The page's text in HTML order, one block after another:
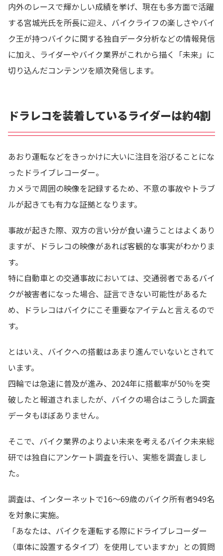
内外のレースで輝かしい成績を挙げ、現在も多方面で活躍
する宮城光氏を所長に迎え、バイクライフの楽しさやバイ
ク王が持つバイクに関する独自データ分析などの情報発信
に加え、ライダーやバイク業界がこれから描く「未来」に
切り込んだコンテンツを順次発信します。
ドラレコを装着しているライダーは約4割
あおり運転などをきっかけに大いに注目を浴びることにな
ったドライブレコーダー。
カメラで周囲の映像を記録するため、不意の事故やトラブ
ルが起きても有力な証拠となります。
事故が起きた際、双方の言い分が食い違うことはよくあり
ますが、ドラレコの映像があれば客観的な事実がわかりま
す。
特に自動車との交通事故においては、交通弱者であるバイ
クが被害者になった場合、証言できない可能性があるた
め、ドラレコはバイクにこそ重要なアイテムと言えるので
す。
とはいえ、バイクへの搭載はあまり進んでいないとされて
います。
四輪では急速に普及が進み、2024年に搭載率が50％を突
破したと報道されましたが、バイクの場合はこうした調査
データもほぼありません。
そこで、バイク業界のよりよい未来を考えるバイク未来総
研では独自にアンケート調査を行い、実態を調査しまし
た。
調査は、インターネットで16～69歳のバイク所有者949名
を対象に実施。
「あなたは、バイクを運転する際にドライブレコーダー
（車体に設置するタイプ）を使用していますか」との質問